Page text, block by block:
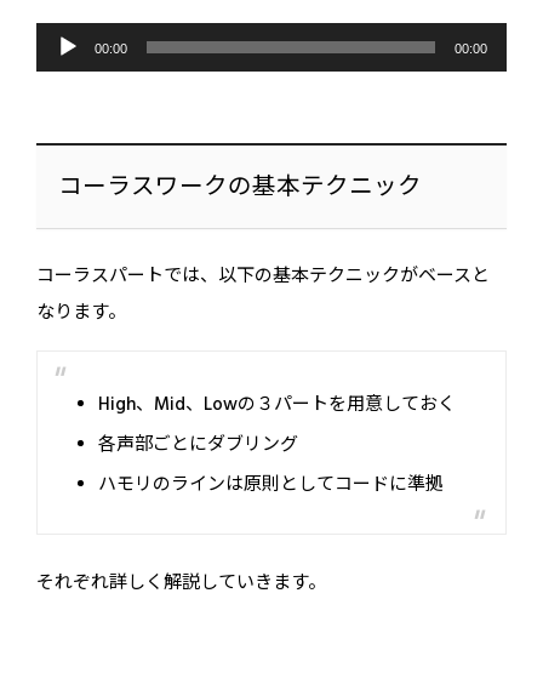
音
プ
ー
00:00 00:00
コーラスワークの基本テクニック
コーラスパートでは、以下の基本テクニックがベースと
なります。
High、Mid、Lowの３パートを用意しておく
各声部ごとにダブリング
ハモリのラインは原則としてコードに準拠
それぞれ詳しく解説していきます。